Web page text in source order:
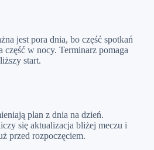
jest pora dnia, bo część spotkań
część w nocy. Terminarz pomaga
start.
plan z dnia na dzień.
się aktualizacja bliżej meczu i
przed rozpoczęciem.